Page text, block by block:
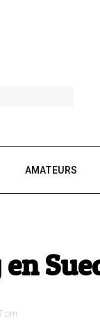
AMATEURS
pm